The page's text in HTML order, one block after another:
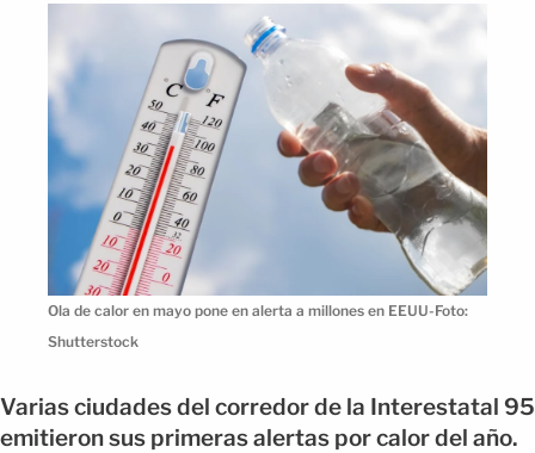
Ola de calor en mayo pone en alerta a millones en EEUU-Foto:
Shutterstock
Varias ciudades del corredor de la Interestatal 95
emitieron sus primeras alertas por calor del año.